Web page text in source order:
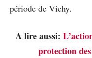
période de Vichy.
A lire aussi:
protection